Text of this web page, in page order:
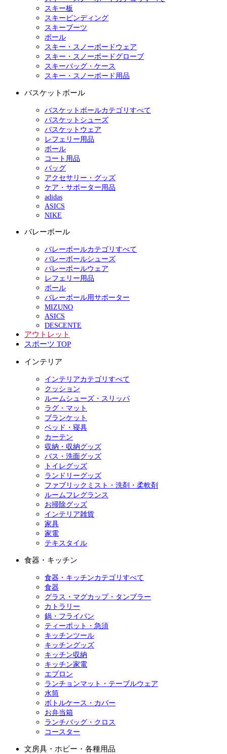
スキー板
スキービンディング
スキーブーツ
ポール
スキー・スノーボードウェア
スキー・スノーボードグローブ
スキーバッグ・ケース
スキー・スノーボード用品
バスケットボール
バスケットボールカテゴリすべて
バスケットシューズ
バスケットウェア
レフェリー用品
ボール
コート用品
バッグ
アクセサリー・グッズ
ケア・サポーター用品
adidas
ASICS
NIKE
バレーボール
バレーボールカテゴリすべて
バレーボールシューズ
バレーボールウェア
レフェリー用品
ボール
バレーボール用サポーター
MIZUNO
ASICS
DESCENTE
アウトレット
スポーツ TOP
インテリア
インテリアカテゴリすべて
クッション
ルームシューズ・スリッパ
ラグ・マット
ブランケット
ベッド・寝具
カーテン
収納・収納グッズ
バス・洗面グッズ
トイレグッズ
ランドリーグッズ
ファブリックミスト・洗剤・柔軟剤
ルームフレグランス
お掃除グッズ
インテリア雑貨
家具
家電
テキスタイル
食器・キッチン
食器・キッチンカテゴリすべて
食器
グラス・マグカップ・タンブラー
カトラリー
鍋・フライパン
ティーポット・急須
キッチンツール
キッチングッズ
キッチン収納
キッチン家電
エプロン
ランチョンマット・テーブルウェア
水筒
ボトルケース・カバー
お弁当箱
ランチバッグ・クロス
コースター
文房具・ホビー・各種用品